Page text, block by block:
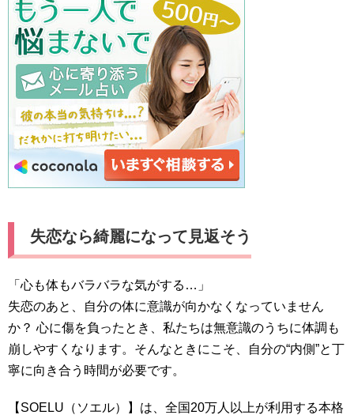
失恋なら綺麗になって見返そう
「心も体もバラバラな気がする…」
失恋のあと、自分の体に意識が向かなくなっていません
か？ 心に傷を負ったとき、私たちは無意識のうちに体調も
崩しやすくなります。そんなときにこそ、自分の“内側”と丁
寧に向き合う時間が必要です。
【SOELU（ソエル）】は、全国20万人以上が利用する本格